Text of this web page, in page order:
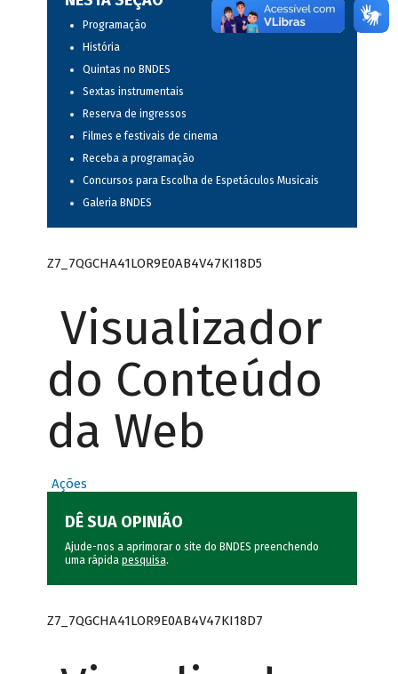
Programação
História
Quintas no BNDES
Sextas instrumentais
Reserva de ingressos
Filmes e festivais de cinema
Receba a programação
Concursos para Escolha de Espetáculos Musicais
Galeria BNDES
Z7_7QGCHA41LOR9E0AB4V47KI18D5
Visualizador
do Conteúdo
da Web
Ações
DÊ SUA OPINIÃO
Ajude-nos a aprimorar o site do BNDES preenchendo
uma rápida pesquisa.
Z7_7QGCHA41LOR9E0AB4V47KI18D7